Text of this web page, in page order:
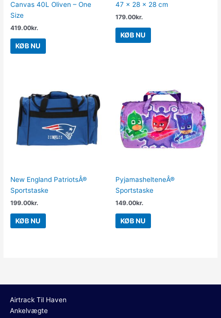
Canvas 40L Oliven – One
Size
419.00kr.
KØB NU
47 x 28 x 28 cm
179.00kr.
KØB NU
New England PatriotsÂ®
Sportstaske
199.00kr.
KØB NU
PyjamashelteneÂ®
Sportstaske
149.00kr.
KØB NU
Airtrack Til Haven
Ankelvægte